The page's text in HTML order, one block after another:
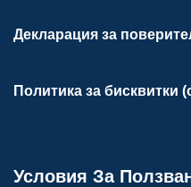
Декларация за
Политика за бисквитки
Условия За